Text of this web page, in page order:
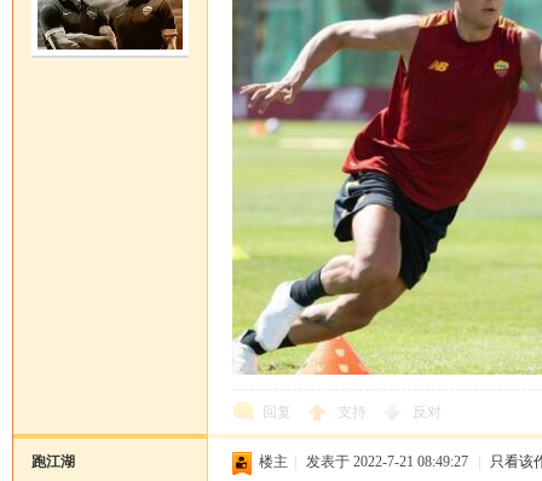
回复 支持 反对
跑江湖 楼主 发表于 2022-7-21 08:49:27 只看该